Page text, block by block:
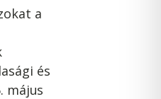
a
és
május